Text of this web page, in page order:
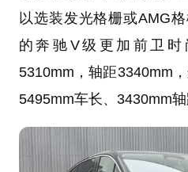
以选装发光格栅或AMG
的奔驰V级更加前卫
5310mm，轴距3340mm
5495mm车长、3430mm轴